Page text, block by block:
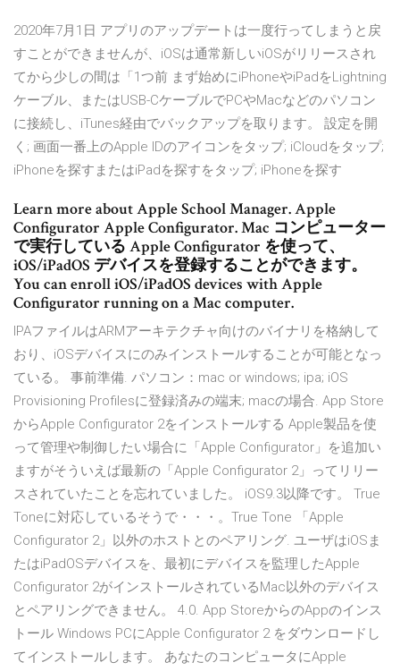
2020年7月1日 アプリのアップデートは一度行ってしまうと戻
すことができませんが、iOSは通常新しいiOSがリリースされ
てから少しの間は「1つ前 まず始めにiPhoneやiPadをLightning
ケーブル、またはUSB-CケーブルでPCやMacなどのパソコン
に接続し、iTunes経由でバックアップを取ります。 設定を開
く; 画面一番上のApple IDのアイコンをタップ; iCloudをタップ;
iPhoneを探すまたはiPadを探すをタップ; iPhoneを探す
Learn more about Apple School Manager. Apple
Configurator Apple Configurator. Mac コンピューター
で実行している Apple Configurator を使って、
iOS/iPadOS デバイスを登録することができます。
You can enroll iOS/iPadOS devices with Apple
Configurator running on a Mac computer.
IPAファイルはARMアーキテクチャ向けのバイナリを格納して
おり、iOSデバイスにのみインストールすることが可能となっ
ている。 事前準備. パソコン：mac or windows; ipa; iOS
Provisioning Profilesに登録済みの端末; macの場合. App Store
からApple Configurator 2をインストールする Apple製品を使
って管理や制御したい場合に「Apple Configurator」を追加い
ますがそういえば最新の「Apple Configurator 2」ってリリー
スされていたことを忘れていました。 iOS9.3以降です。 True
Toneに対応しているそうで・・・。True Tone 「Apple
Configurator 2」以外のホストとのペアリング. ユーザはiOSま
たはiPadOSデバイスを、最初にデバイスを監理したApple
Configurator 2がインストールされているMac以外のデバイス
とペアリングできません。 4.0. App StoreからのAppのインス
トール Windows PCにApple Configurator 2 をダウンロードし
てインストールします。 あなたのコンピュータにApple